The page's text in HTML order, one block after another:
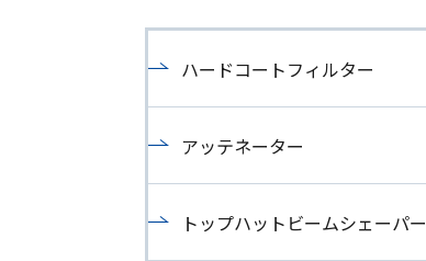
ハードコートフィルター
アッテネーター
トップハットビームシェーパー